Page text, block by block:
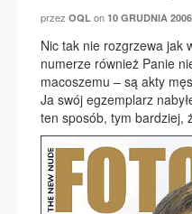
przez OQL on 10 GRUDNIA 2006
Nic tak nie rozgrzewa jak
numerze również Panie
macoszemu – są akty
Ja swój egzemplarz
ten sposób, tym bardziej,